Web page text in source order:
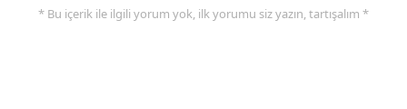
* Bu içerik ile ilgili yorum yok, ilk yorumu siz yazın, tartışalım *